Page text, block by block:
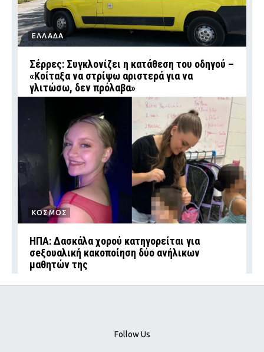
ΕΛΛΑΔΑ
Σέρρες: Συγκλονίζει η κατάθεση του οδηγού –
«Κοίταξα να στρίψω αριστερά για να
γλιτώσω, δεν πρόλαβα»
ΚΟΣΜΟΣ
ΗΠΑ: Δασκάλα χορού κατηγορείται για
σeξουαλική κακοποίηση δύο ανήλικων
μαθητών της
Follow Us